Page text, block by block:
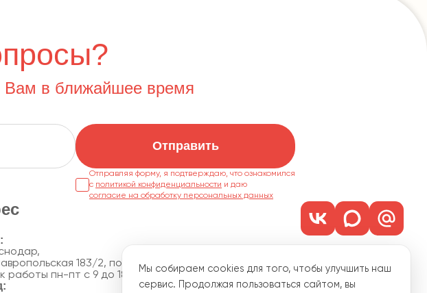
Вам в ближайшее время
Отправить
Отправляя форму, я подтверждаю, что ознакомился
с политикой конфиденциальности
согласие на обработку персональных данных
183/2, пом. 1101
работы пн-пт с 9 до 18
Мы собираем cookies для того, чтобы улучшить наш
сервис. Продолжая пользоваться сайтом, вы